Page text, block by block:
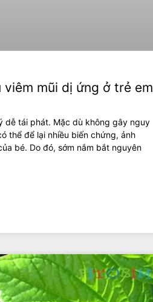
viêm mũi dị ứng ở trẻ em
dễ tái phát. Mặc dù không gây nguy
thể để lại nhiều biến chứng, ảnh
bé. Do đó, sớm nắm bắt nguyên